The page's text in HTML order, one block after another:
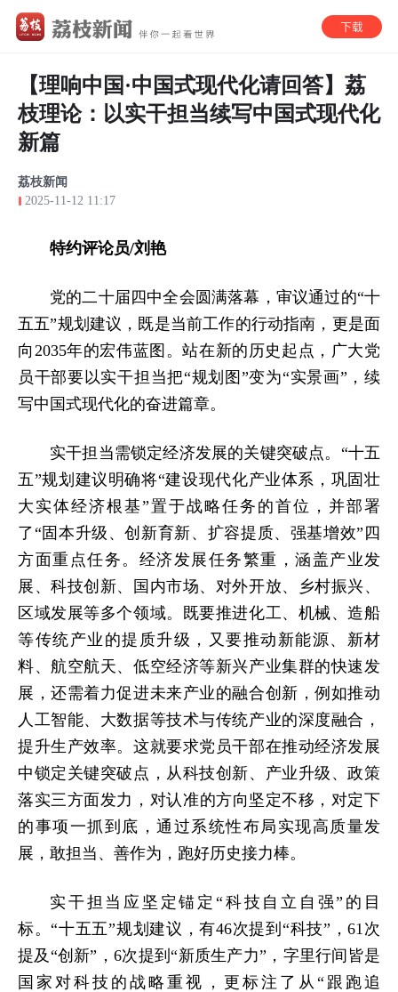
【理响中国·中国式现代化请回答】荔
枝理论：以实干担当续写中国式现代化
新篇
荔枝新闻
2025-11-12 11:17
特约评论员/刘艳
党的二十届四中全会圆满落幕，审议通过的“十
五五”规划建议，既是当前工作的行动指南，更是面
向2035年的宏伟蓝图。站在新的历史起点，广大党
员干部要以实干担当把“规划图”变为“实景画”，续
写中国式现代化的奋进篇章。
实干担当需锁定经济发展的关键突破点。“十五
五”规划建议明确将“建设现代化产业体系，巩固壮
大实体经济根基”置于战略任务的首位，并部署
了“固本升级、创新育新、扩容提质、强基增效”四
方面重点任务。经济发展任务繁重，涵盖产业发
展、科技创新、国内市场、对外开放、乡村振兴、
区域发展等多个领域。既要推进化工、机械、造船
等传统产业的提质升级，又要推动新能源、新材
料、航空航天、低空经济等新兴产业集群的快速发
展，还需着力促进未来产业的融合创新，例如推动
人工智能、大数据等技术与传统产业的深度融合，
提升生产效率。这就要求党员干部在推动经济发展
中锁定关键突破点，从科技创新、产业升级、政策
落实三方面发力‌，对认准的方向坚定不移，对定下
的事项一抓到底，通过系统性布局实现高质量发
展，敢担当、善作为，跑好历史接力棒。
实干担当应坚定锚定“科技自立自强”的目
标。“十五五”规划建议，有46次提到“科技”，61次
提及“创新”，6次提到“新质生产力”，字里行间皆是
国家对科技的战略重视，更标注了从“跟跑追